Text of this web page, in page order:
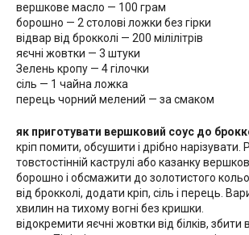
вершкове масло — 100 грам
борошно — 2 столові ложки без гірки
відвар від брокколі — 200 мілілітрів
яєчні жовтки — 3 штуки
Зелень кропу — 4 гілочки
сіль — 1 чайна ложка
перець чорний мелений — за смаком
як приготувати вершковий соус до
кріп помити, обсушити і дрібно нарізувати.
товстостінній каструлі або казанку
борошно і обсмажити до золотистого
від брокколі, додати кріп, сіль і перець.
хвилин на тихому вогні без кришки.
відокремити яєчні жовтки від білків,